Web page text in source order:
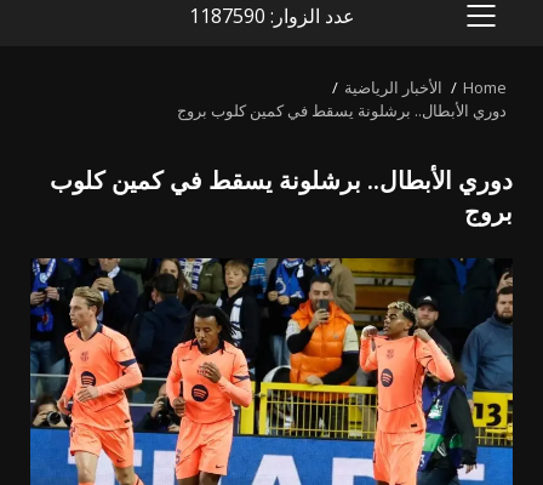
PRIMARY
عدد الزوار: 1187590
Home
الأخبار الرياضية
دوري الأبطال.. برشلونة يسقط في كمين كلوب بروج
دوري الأبطال.. برشلونة يسقط في كمين كلوب
بروج